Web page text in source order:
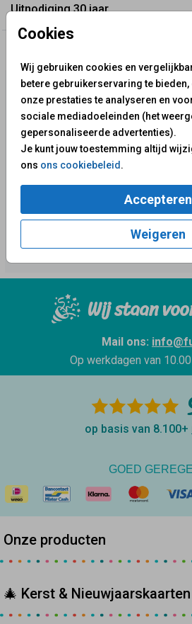
Cookies
Wij gebruiken cookies en
betere gebruikerservaring te bieden,
onze prestaties te analyseren en
sociale mediadoeleinden (het
gepersonaliseerde advertenties).
Je kunt jouw toestemming altijd
ons ons cookiebeleid.
Accepteren
Weigeren
Uitnodiging 30 jaar
Wij staan
Mail ons:
Op werkdagen van
op basis van 8.100+
GOED
Onze producten
🎄 Kerst & Nieuwjaarskaarten